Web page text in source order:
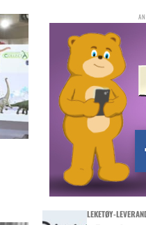
LEKETØY-